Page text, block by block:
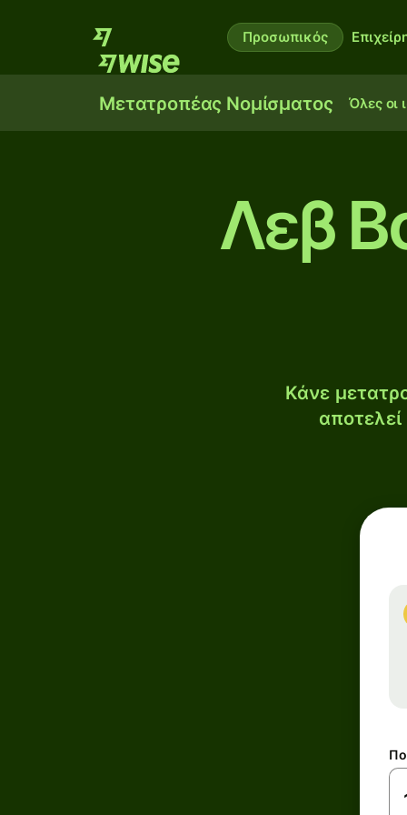
Προσωπικός
Μετατροπέας Νομίσματος Όλες οι
Λεβ
Κάνε